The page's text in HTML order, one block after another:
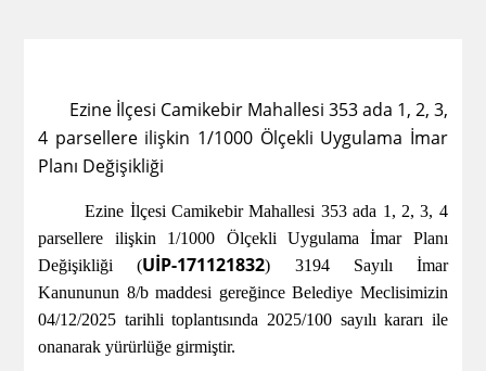
Ezine İlçesi Camikebir Mahallesi 353 ada 1, 2, 3,
4 parsellere ilişkin 1/1000 Ölçekli Uygulama İmar
Planı Değişikliği
Ezine İlçesi Camikebir Mahallesi 353 ada 1, 2, 3, 4
parsellere ilişkin 1/1000 Ölçekli Uygulama İmar Planı
Değişikliği (UİP-171121832) 3194 Sayılı İmar
Kanununun 8/b maddesi gereğince Belediye Meclisimizin
04/12/2025 tarihli toplantısında 2025/100 sayılı kararı ile
onanarak yürürlüğe girmiştir.